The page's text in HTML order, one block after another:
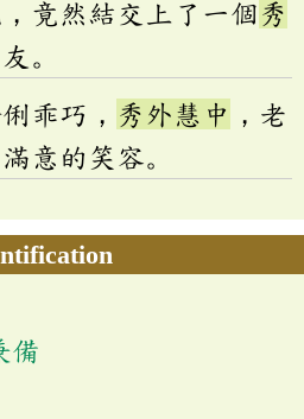
竟然結交上了一個秀
。
乖巧， 秀外慧中 ，老
意的笑容。
備